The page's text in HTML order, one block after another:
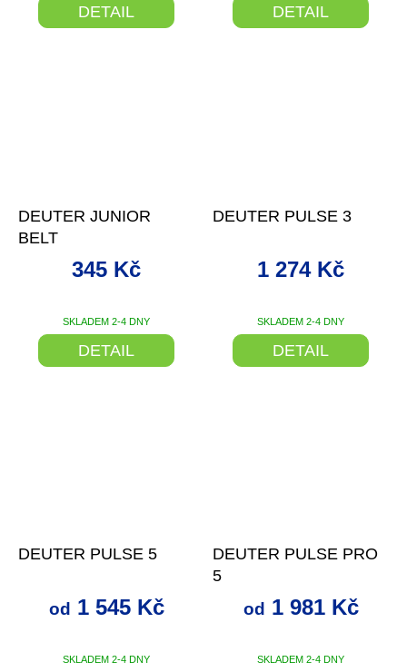
DETAIL DETAIL
DEUTER JUNIOR
BELT
SKLADEM 2-4 DNY
345 Kč
DETAIL
DEUTER PULSE 3
SKLADEM 2-4 DNY
1 274 Kč
DETAIL
DEUTER PULSE 5
SKLADEM 2-4 DNY
od 1 545 Kč
DEUTER PULSE PRO
5
SKLADEM 2-4 DNY
od 1 981 Kč